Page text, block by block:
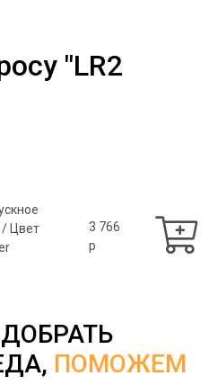
"LR2
Цвет
3 766
p
ПОМОЖЕМ